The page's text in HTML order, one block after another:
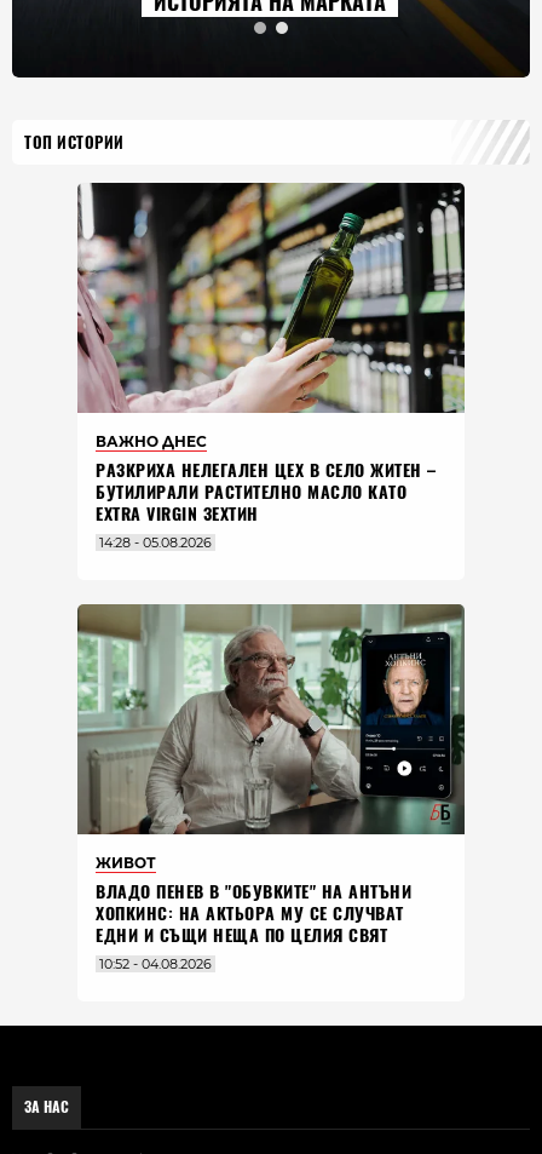
ТОП ИСТОРИИ
ВАЖНО ДНЕС
РАЗКРИХА НЕЛЕГАЛЕН ЦЕХ В СЕЛО ЖИТЕН –
БУТИЛИРАЛИ РАСТИТЕЛНО МАСЛО КАТО
EXTRA VIRGIN ЗЕХТИН
14:28 - 05.08.2026
ЖИВОТ
ВЛАДO ПЕНЕВ В "ОБУВКИТЕ" НА АНТЪНИ
ХОПКИНС: НА АКТЬОРА МУ СЕ СЛУЧВАТ
ЕДНИ И СЪЩИ НЕЩА ПО ЦЕЛИЯ СВЯТ
10:52 - 04.08.2026
ЗА НАС